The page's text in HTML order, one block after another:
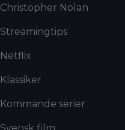
Christopher Nolan
Streamingtips
Netflix
Klassiker
Kommande serier